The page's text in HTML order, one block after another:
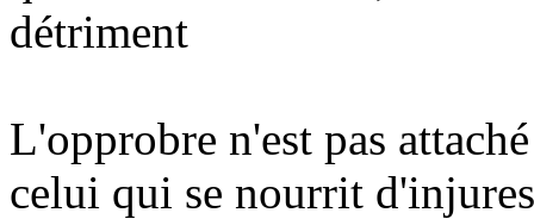
détriment
L'opprobre n'est pas
celui qui se nourrit